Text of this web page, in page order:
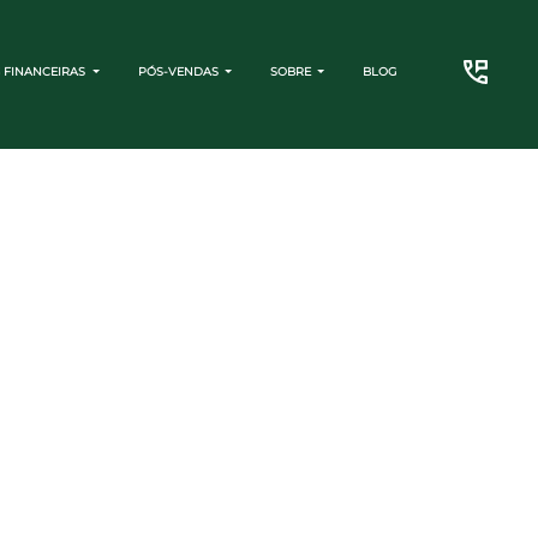
FINANCEIRAS PÓS-VENDAS SOBRE BLOG